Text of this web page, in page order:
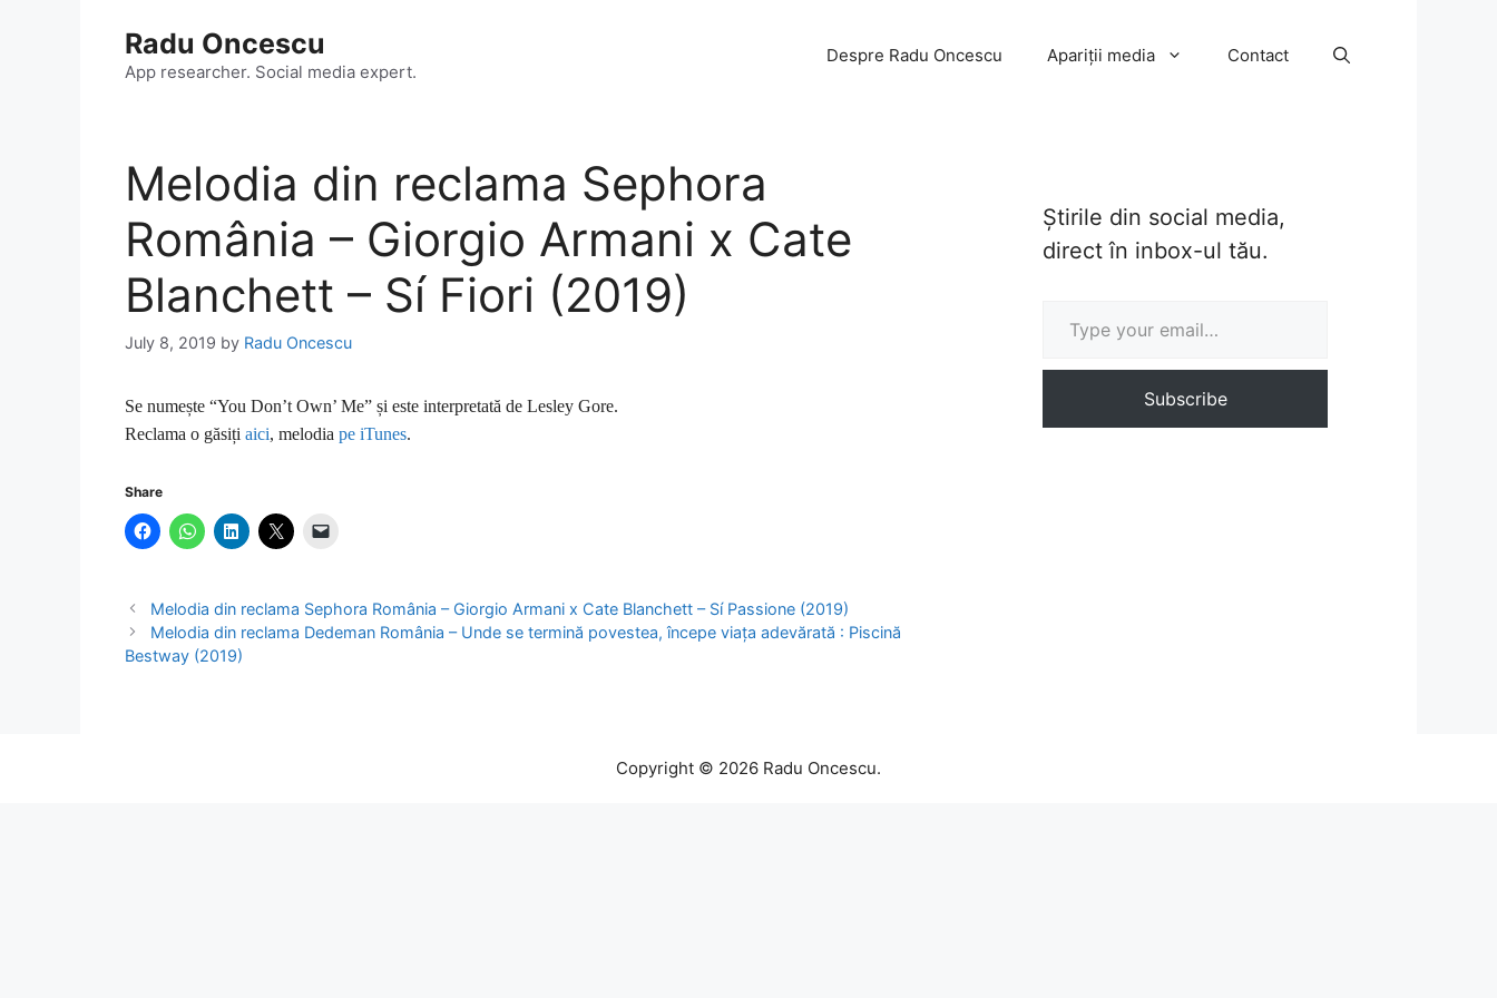
Radu Oncescu
App researcher. Social media expert.
Despre Radu Oncescu Apariții media Contact
Melodia din reclama Sephora
România – Giorgio Armani x Cate
Blanchett – Sí Fiori (2019)
July 8, 2019 by Radu Oncescu
Se numește “You Don’t Own’ Me” și este interpretată de Lesley Gore.
Reclama o găsiți aici, melodia pe iTunes.
Share
Melodia din reclama Sephora România – Giorgio Armani x Cate Blanchett – Sí Passione (2019)
Melodia din reclama Dedeman România – Unde se termină povestea, începe viața adevărată : Piscină
Bestway (2019)
Știrile din social media,
direct în inbox-ul tău.
Subscribe
Copyright © 2026 Radu Oncescu.